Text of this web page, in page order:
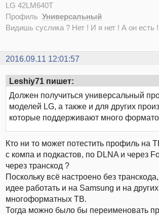
LG 42LM640T
Профиль Универсальный
Видишь суслика ? Нет ! И я нет ! А он есть
2016.09.11 12:01:57
Leshiy71 пишет:
Должен получиться универсальный
моделей LG, а также и для других
которые поддерживают много
Кто ни то может потестить профиль на
с компа и подкастов, по DLNA и через
через транскод ?
Поскольку всё настроено без
идее работать и на Samsung и на
многоформатных ТВ.
Тогда можно было бы переименовать